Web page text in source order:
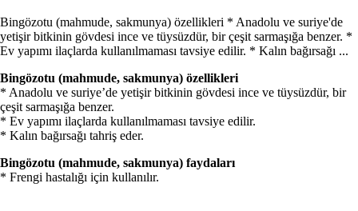
Bingözotu (mahmude, sakmunya) özellikleri * Anadolu ve suriye'de
yetişir bitkinin gövdesi ince ve tüysüzdür, bir çeşit sarmaşığa benzer. *
Ev yapımı ilaçlarda kullanılmaması tavsiye edilir. * Kalın bağırsağı ...
Bingözotu (mahmude, sakmunya) özellikleri
* Anadolu ve suriye’de yetişir bitkinin gövdesi ince ve tüysüzdür, bir
çeşit sarmaşığa benzer.
* Ev yapımı ilaçlarda kullanılmaması tavsiye edilir.
* Kalın bağırsağı tahriş eder.
Bingözotu (mahmude, sakmunya) faydaları
* Frengi hastalığı için kullanılır.